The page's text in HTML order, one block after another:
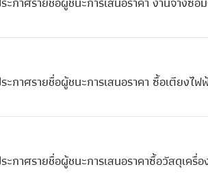
กาศรายชื่อผู้ชนะการเสนอราคา ซื้อเตียงไ
กาศรายชื่อผู้ชนะการเสนอราคาซื้อวัสดุเครื่